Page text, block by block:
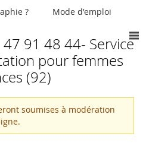
91 48 44- Service
pour femmes
(92)
soumises à modération
? Mode d'emploi